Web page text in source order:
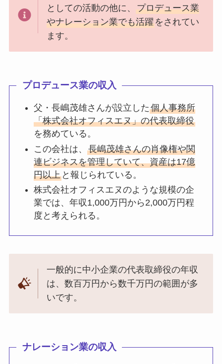
としての活動の他に、
プロデュース業
やナレーション業でも活躍 をされてい
ます。
プロデュース業の収入
父・長嶋茂雄さんが設立した個人事務所
「株式会社オフィスエヌ」の代表取締役
を務めている。
この会社は、長嶋茂雄さんの肖像権や関
連ビジネスを管理していて、資産は17億
円以上 と報じられている。
株式会社オフィスエヌのような規模の企
業では、年収1,000万円から2,000万円程
度と考えられる。
一般的に中小企業の代表取締役の年収
は、数百万円から数千万円の範囲が多
いです。
ナレーション業の収入